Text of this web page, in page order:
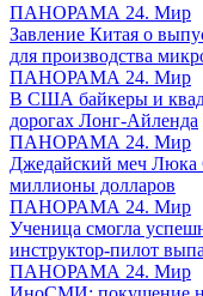
ПАНОРАМА 24. Мир
Завление Китая о
для производства
ПАНОРАМА 24. Мир
В США байкеры и
дорогах Лонг-Айленда
ПАНОРАМА 24. Мир
Джедайский меч Люка
миллионы долларов
ПАНОРАМА 24. Мир
Ученица смогла
инструктор-пилот
ПАНОРАМА 24. Мир